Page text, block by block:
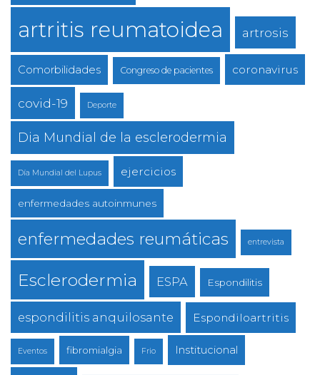
artritis reumatoidea artrosis
Comorbilidades Congreso de pacientes coronavirus
covid-19 Deporte
Dia Mundial de la esclerodermia
Día Mundial del Lupus ejercicios
enfermedades autoinmunes
enfermedades reumáticas entrevista
Esclerodermia ESPA Espondilitis
espondilitis anquilosante Espondiloartritis
Eventos fibromialgia Frio Institucional